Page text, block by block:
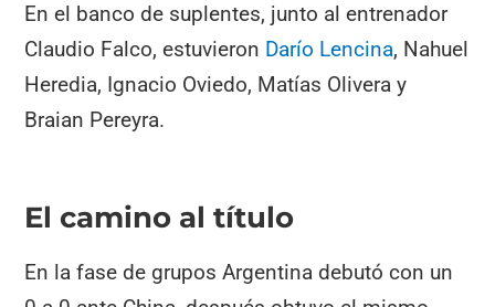
En el banco de suplentes, junto al entrenador
Claudio Falco, estuvieron Darío Lencina, Nahuel
Heredia, Ignacio Oviedo, Matías Olivera y
Braian Pereyra.
El camino al título
En la fase de grupos Argentina debutó con un